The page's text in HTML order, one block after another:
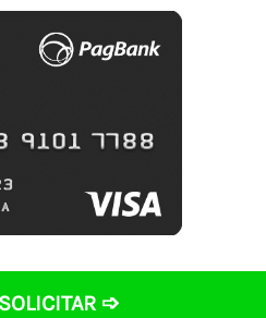
➩